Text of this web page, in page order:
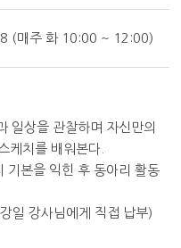
(매주 화 10:00 ~ 12:00)
일상을 관찰하며 자신만의
케치를 배워본다.
기본을 익힌 후 동아리 활동
일 강사님에게 직접 납부)